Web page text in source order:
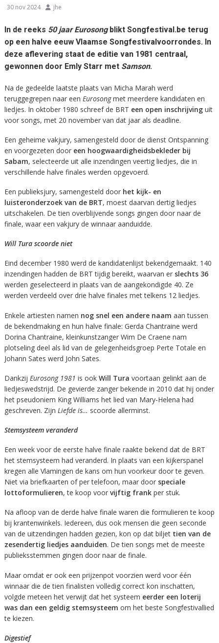
30 nov 2024 jhe
In de reeks 50 jaar Eurosongblikt Songfestival.be terug
op een halve eeuw Vlaamse Songfestivalvoorrondes. In
deze aflevering staat de editie van 1981 centraal,
gewonnen door Emly Starr met Samson.
Na de gedeelde laatste plaats van Micha Marah werd
teruggegrepen naar een Eurosongmet meerdere kandidaten en
liedjes. In oktober 1980 schreef de BRT een open inschrijving uit
voor songs, met 20 november van dat jaar als deadline.
Een geheime vakjury, samengesteld door de dienst Ontspanning
en voorgezeten door een hoogwaardigheidsbekleder bij
Sabam, selecteerde uit alle inzendingen veertig liedjes, die in
verschillende halve finales werden opgevoerd.
Een publieksjury, samengesteld door het kijk- en
luisteronderzoek van de BRT, moest daarvan dertig liedjes
uitschakelen. De tien overblijvende songs gingen door naar de
finale, waar een vakjury de winnaar aanduidde.
Will Tura scoorde niet
Eind december 1980 werd de kandidatenlijst bekendgemaakt. 140
inzendingen hadden de BRT tijdig bereikt, waarvan er slechts 36
werden geselecteerd in plaats van de aangekondigde 40. Ze
werden verdeeld over drie halve finales met telkens 12 liedjes.
Enkele artiesten namen nog snel een andere naam aan tussen
de bekendmaking en hun halve finale: Gerda Chantraine werd
Dorina Chantraine, kleinkunstzanger Wim De Craene nam
plotseling deel als lid van de gelegenheidsgroep Perte Totale en
Johann Sates werd John Sates.
Dankzij Eurosong 1981 is ook Will Tura voortaan gelinkt aan de
liedjeswedstrijd. De gevierde zanger bekende in 2010 dat hij onder
het pseudoniem King Williams het lied van Mary-Helena had
geschreven. Zijn Liefde is… scoorde allerminst.
Stemsysteem veranderd
Een week voor de eerste halve finale raakte bekend dat de BRT
het stemsysteem had veranderd. In plaats van een kijkerspanel
kregen alle Vlamingen de kans om hun voorkeur door te geven.
Niet via briefkaarten of per telefoon, maar door speciale
lottoformulieren, te koop voor vijftig frank per stuk.
Na afloop van de derde halve finale waren die formulieren te koop
bij krantenwinkels. Iedereen, dus ook mensen die geen seconde
van de uitzendingen hadden gezien, kon op dat biljet tien van de
zesendertig liedjes aanduiden. De tien songs met de meeste
publieksstemmen gingen door naar de finale.
Maar omdat er ook een prijzenpot voorzien werd voor één
winnaar die de tien finalisten volledig correct kon inschatten,
volgde meteen het verwijt dat het systeem eerder een loterij
was dan een geldig stemsysteem om het beste Songfestivallied
te kiezen.
Digestief